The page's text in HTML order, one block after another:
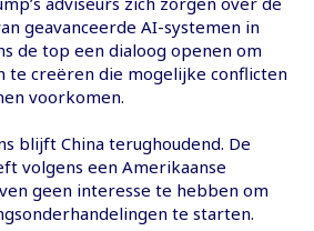
geavanceerde AI-systemen in
de top een dialoog openen om
te creëren die mogelijke conflicten
voorkomen.
blijft China terughoudend. De
volgens een Amerikaanse
geen interesse te hebben om
te starten.